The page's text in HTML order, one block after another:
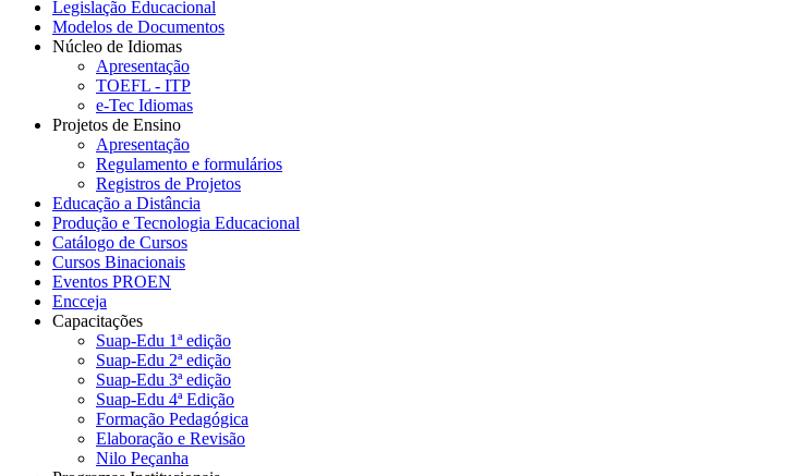
Legislação Educacional
Modelos de Documentos
Núcleo de Idiomas
Apresentação
TOEFL - ITP
e-Tec Idiomas
Projetos de Ensino
Apresentação
Regulamento e formulários
Registros de Projetos
Educação a Distância
Produção e Tecnologia Educacional
Catálogo de Cursos
Cursos Binacionais
Eventos PROEN
Encceja
Capacitações
Suap-Edu 1ª edição
Suap-Edu 2ª edição
Suap-Edu 3ª edição
Suap-Edu 4ª Edição
Formação Pedagógica
Elaboração e Revisão
Nilo Peçanha